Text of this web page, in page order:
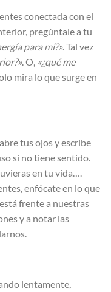
conectada con el
pregúntale a tu
para mí?». Tal vez
. O, «¿qué me
mira lo que surge en
tus ojos y escribe
si no tiene sentido.
en tu vida….
enfócate en lo que
frente a nuestras
y a notar las
lentamente,